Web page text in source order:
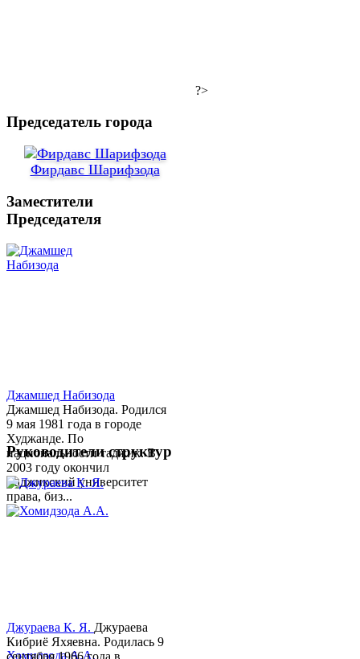
?>
Председатель города
Фирдавс Шарифзода
Заместители
Председателя
Джамшед Набизода
Джамшед Набизода. Родился
9 мая 1981 года в городе
Худжанде. По
национальности таджик. В
2003 году окончил
Таджикский университет
права, биз...
Хомидзода А.А.
Руководители структур
Джураева К. Я. Джураева
Кибриё Яхяевна. Родилась 9